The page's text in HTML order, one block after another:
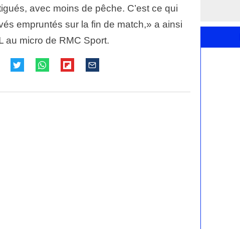
avec moins de pêche. C’est ce qui
empruntés sur la fin de match,» a ainsi
au micro de RMC Sport.